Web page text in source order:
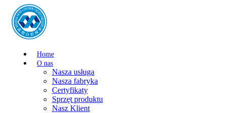
Home
O nas
Nasza usługa
Nasza fabryka
Certyfikaty
Sprzęt produktu
Nasz Klient